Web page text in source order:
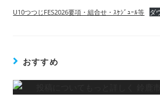
U10つつじFES2026要項・組合せ・ｽｹｼﾞｭｰﾙ等 ダ
おすすめ